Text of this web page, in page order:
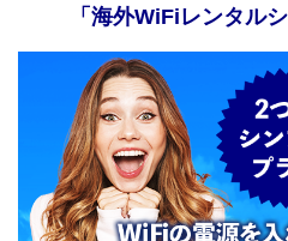
「海外WiFiレンタル